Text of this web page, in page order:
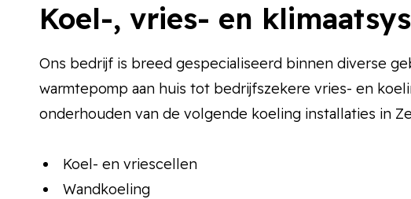
Koel-, vries- en
Ons bedrijf is breed gespecialiseerd binnen diverse
warmtepomp aan huis tot bedrijfszekere vries- en
onderhouden van de volgende koeling installaties in
Koel- en vriescellen
Wandkoeling